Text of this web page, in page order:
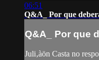
06:51
Q&A_ Por que
Q&A_ Por que
Juli‚àön Casta no